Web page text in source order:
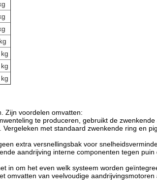
Zijn voordelen omvatten:
te produceren, gebruikt de
met standaard zwenkende ring en
extra versnellingsbak voor
aandrijving interne componenten tegen
in om het even welk systeem worden
van veelvoudige aandrijvingsmotoren